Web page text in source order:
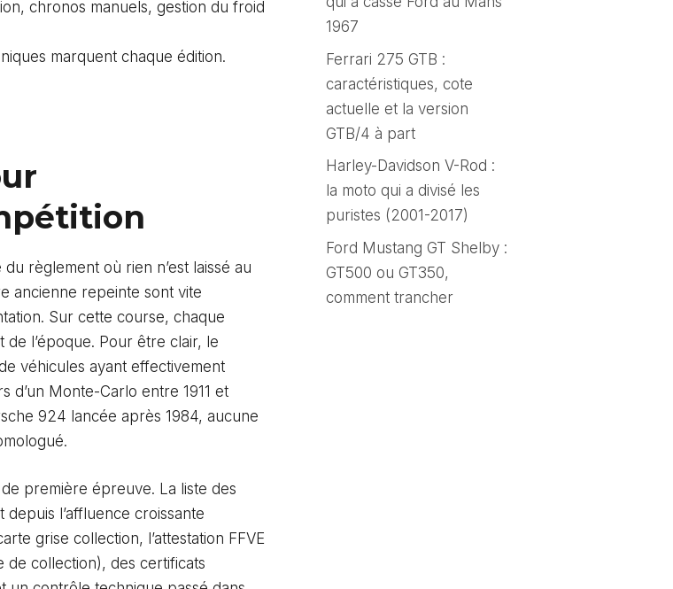
chronos manuels, gestion du froid
marquent chaque édition.
règlement où rien n’est laissé au
ancienne repeinte sont vite
Sur cette course, chaque
l’époque. Pour être clair, le
véhicules ayant effectivement
d’un Monte-Carlo entre 1911 et
924 lancée après 1984, aucune
première épreuve. La liste des
l’affluence croissante
grise collection, l’attestation FFVE
de collection), des certificats
1967
Ferrari 275 GTB :
caractéristiques, cote
actuelle et la version
GTB/4 à part
Harley-Davidson V-Rod :
la moto qui a divisé les
puristes (2001-2017)
Ford Mustang GT Shelby :
GT500 ou GT350,
comment trancher